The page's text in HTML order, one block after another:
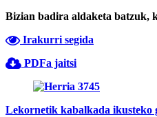
Bizian badira aldaketa batzuk,
Irakurri segida
PDFa jaitsi
Lekornetik kabalkada ikusteko